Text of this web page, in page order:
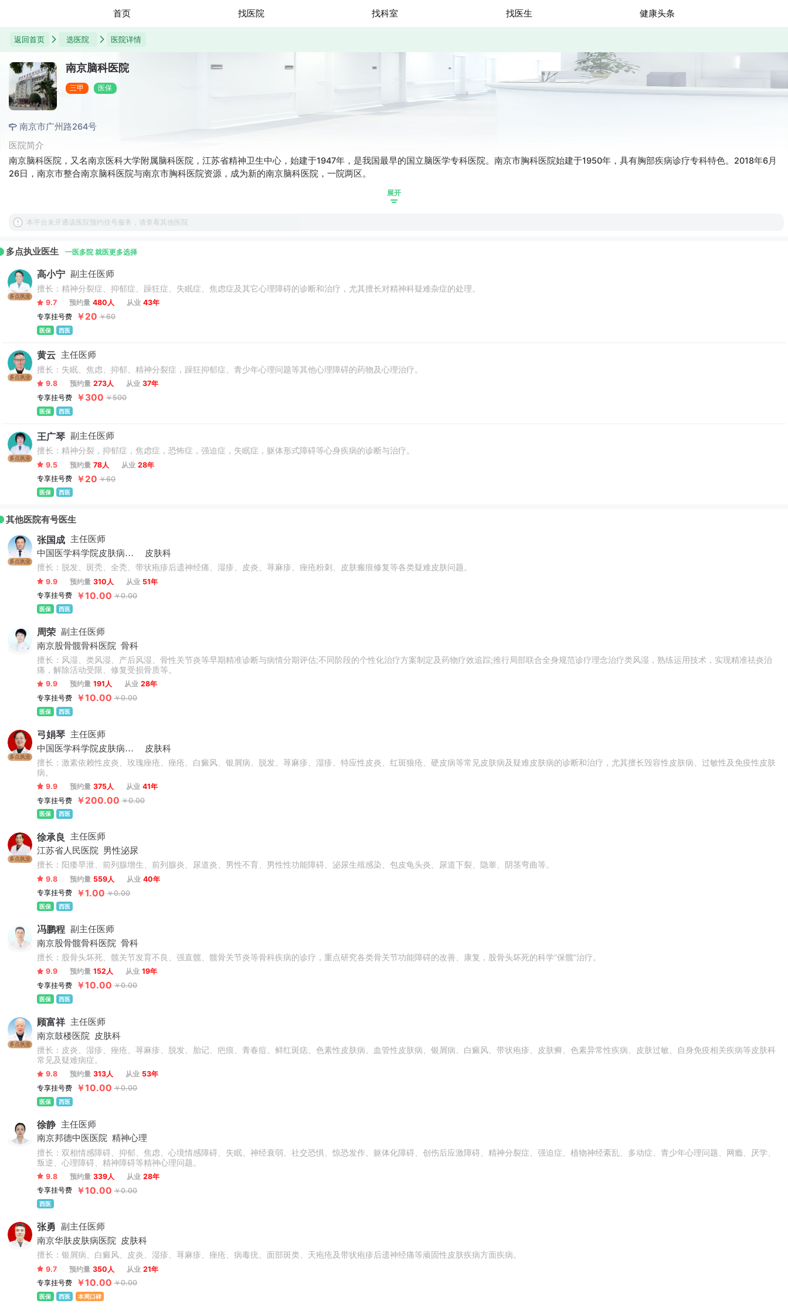
首页 找医院 找科室 找医生 健康头条
返回首页 选医院 医院详情
南京脑科医院
三甲 医保
南京市广州路264号
医院简介
南京脑科医院，又名南京医科大学附属脑科医院，江苏省精神卫生中心，始建于1947年，是我国最早的国立脑医学专科医院。南京市胸科医院始建于1950年，具有胸部疾病诊疗专科特色。2018年6月
26日，南京市整合南京脑科医院与南京市胸科医院资源，成为新的南京脑科医院，一院两区。
展开
本平台未开通该医院预约挂号服务，请查看其他医院
多点执业医生 一医多院 就医更多选择
多点执业
高小宁 副主任医师
擅长：精神分裂症、抑郁症、躁狂症、失眠症、焦虑症及其它心理障碍的诊断和治疗，尤其擅长对精神科疑难杂症的处理。
9.7 预约量 480人 从业 43年
专享挂号费
￥20 ￥60
医保 西医
多点执业
黄云 主任医师
擅长：失眠、焦虑、抑郁、精神分裂症，躁狂抑郁症、青少年心理问题等其他心理障碍的药物及心理治疗。
9.8 预约量 273人 从业 37年
专享挂号费
￥300 ￥500
医保 西医
多点执业
王广琴 副主任医师
擅长：精神分裂，抑郁症，焦虑症，恐怖症，强迫症，失眠症，躯体形式障碍等心身疾病的诊断与治疗。
9.5 预约量 78人 从业 28年
专享挂号费
￥20 ￥60
医保 西医
其他医院有号医生
多点执业
张国成 主任医师
中国医学科学院皮肤病医院
皮肤科
擅长：脱发、斑秃、全秃、带状疱疹后遗神经痛、湿疹、皮炎、荨麻疹、痤疮粉刺、皮肤瘢痕修复等各类疑难皮肤问题。
9.9 预约量 310人 从业 51年
专享挂号费
￥10.00 ￥0.00
医保 西医
周荣 副主任医师
南京股骨髋骨科医院 骨科
擅长：风湿、类风湿、产后风湿、骨性关节炎等早期精准诊断与病情分期评估;不同阶段的个性化治疗方案制定及药物疗效追踪;推行局部联合全身规范诊疗理念治疗类风湿，熟练运用技术，实现精准祛炎治
痛，解除活动受限、修复受损骨质等。
9.9 预约量 191人 从业 28年
专享挂号费
￥10.00 ￥0.00
医保 西医
多点执业
弓娟琴 主任医师
中国医学科学院皮肤病医院
皮肤科
擅长：激素依赖性皮炎、玫瑰痤疮、痤疮、白癜风、银屑病、脱发、荨麻疹、湿疹、特应性皮炎、红斑狼疮、硬皮病等常见皮肤病及疑难皮肤病的诊断和治疗，尤其擅长毁容性皮肤病、过敏性及免疫性皮肤
病。
9.9 预约量 375人 从业 41年
专享挂号费
￥200.00 ￥0.00
医保 西医
多点执业
徐承良 主任医师
江苏省人民医院 男性泌尿
擅长：阳痿早泄、前列腺增生、前列腺炎、尿道炎、男性不育、男性性功能障碍、泌尿生殖感染、包皮龟头炎、尿道下裂、隐睾、阴茎弯曲等。
9.8 预约量 559人 从业 40年
专享挂号费
￥1.00 ￥0.00
医保 西医
冯鹏程 副主任医师
南京股骨髋骨科医院 骨科
擅长：股骨头坏死、髋关节发育不良、强直髋、髋骨关节炎等骨科疾病的诊疗，重点研究各类骨关节功能障碍的改善、康复，股骨头坏死的科学“保髋”治疗。
9.9 预约量 152人 从业 19年
专享挂号费
￥10.00 ￥0.00
医保 西医
多点执业
顾富祥 主任医师
南京鼓楼医院
皮肤科
擅长：皮炎、湿疹、痤疮、荨麻疹、脱发、胎记、疤痕、青春痘、鲜红斑痣、色素性皮肤病、血管性皮肤病、银屑病、白癜风、带状疱疹、皮肤癣、色素异常性疾病、皮肤过敏、自身免疫相关疾病等皮肤科
常见及疑难病症。
9.8 预约量 313人 从业 53年
专享挂号费
￥10.00 ￥0.00
医保 西医
徐静 主任医师
南京邦德中医医院 精神心理
擅长：双相情感障碍、抑郁、焦虑、心境情感障碍、失眠、神经衰弱、社交恐惧、惊恐发作、躯体化障碍、创伤后应激障碍、精神分裂症、强迫症、植物神经紊乱、多动症、青少年心理问题、网瘾、厌学、
叛逆、心理障碍、精神障碍等精神心理问题。
9.8 预约量 339人 从业 28年
专享挂号费
￥10.00 ￥0.00
西医
张勇 副主任医师
南京华肤皮肤病医院
皮肤科
擅长：银屑病、白癜风、皮炎、湿疹、荨麻疹、痤疮、病毒疣、面部斑类、天疱疮及带状疱疹后遗神经痛等顽固性皮肤疾病方面疾病。
9.7 预约量 350人 从业 21年
专享挂号费
￥10.00 ￥0.00
医保 西医 本周口碑